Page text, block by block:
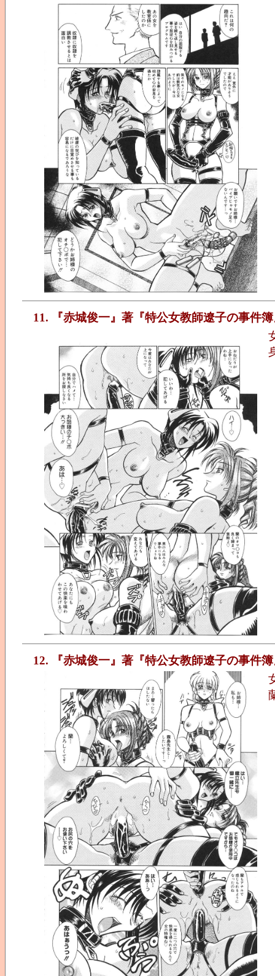
11. 『赤城俊一』著『特公女教師遼子の事件
12. 『赤城俊一』著『特公女教師遼子の事件